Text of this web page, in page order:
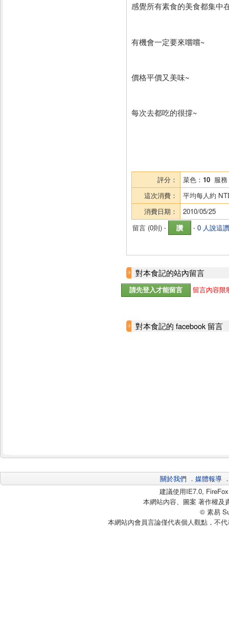
感覺所有素食的美食都集中
有機會一定要來嚐嚐~
價格平價又美味~
每次去都吃的很撐~
評分： 菜色： 10服務
這次消費：
平均每人約
消費日期：
2010/05/25
留言 (0則) ‧ 讚 ‧ 0 人說這讚
對本食記的站內留言
留言內容限
對本食記的 facebook 留言
關於我們 ． 媒體報導
建議使用IE7.0,
本網站內容、圖案 著作權及
© 素易
本網站內會員言論僅代表個人觀點，不